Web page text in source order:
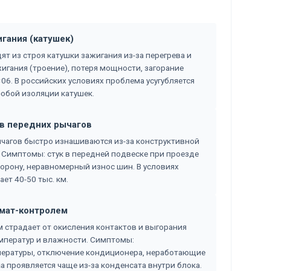
(катушек)
из строя катушки зажигания из-за перегрева и
(троение), потеря мощности, загорание
В российских условиях проблема усугубляется
изоляции катушек.
передних рычагов
быстро изнашиваются из-за конструктивной
стук в передней подвеске при проезде
неравномерный износ шин. В условиях
40-50 тыс. км.
контролем
от окисления контактов и выгорания
и влажности. Симптомы:
отключение кондиционера, неработающие
чаще из-за конденсата внутри блока.